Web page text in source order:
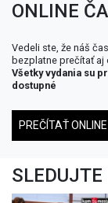
ONLINE
Vedeli ste, že náš
bezplatne prečítať aj
Všetky vydania su
dostupné
PREČÍTAŤ ONLINE